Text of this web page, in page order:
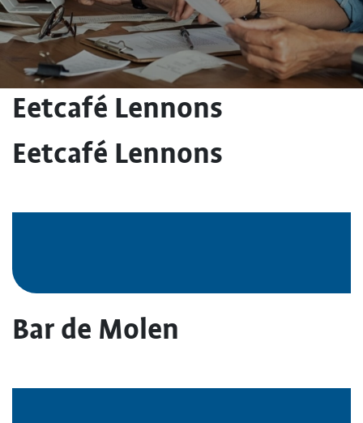
Eetcafé Lennons
Eetcafé Lennons
Bar de Molen